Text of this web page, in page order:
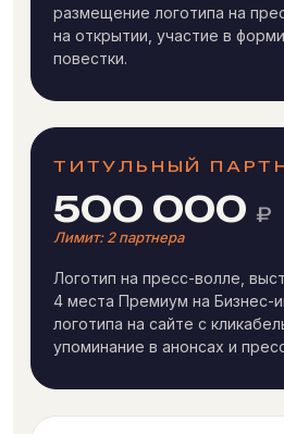
размещение логотипа на
на открытии, участие в
повестки.
ТИТУЛЬНЫЙ
500 000 ₽
Лимит: 2 партнера
Логотип на пресс-волле,
4 места Премиум на Бизнес-
логотипа на сайте с
упоминание в анонсах и